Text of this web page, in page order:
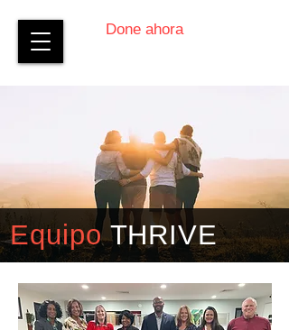
Done ahora
Equipo THRIVE